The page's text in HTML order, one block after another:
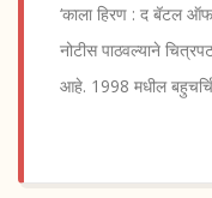
‘काला हिरण : द बॅटल ऑफ
नोटीस पाठवल्याने
आहे. 1998 मधील